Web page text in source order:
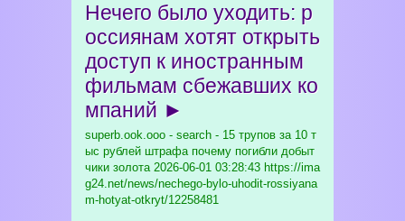
Нечего было уходить: р
оссиянам хотят открыть
доступ к иностранным
фильмам сбежавших ко
мпаний ►
superb.ook.ooo - search - 15 трупов за 10 т
ыс рублей штрафа почему погибли добыт
чики золота2026-06-01 03:28:43 https://ima
g24.net/news/nechego-bylo-uhodit-rossiyana
m-hotyat-otkryt/12258481